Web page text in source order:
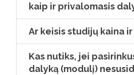
kaip ir privalomasis
Ar keisis studijų kaina ir
Kas nutiks, jei
dalyką (modulį)